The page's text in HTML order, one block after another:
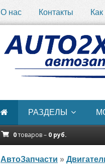
О нас Контакты Как
РАЗДЕЛЫ
0товаров – 0 руб.
АвтоЗапчасти »